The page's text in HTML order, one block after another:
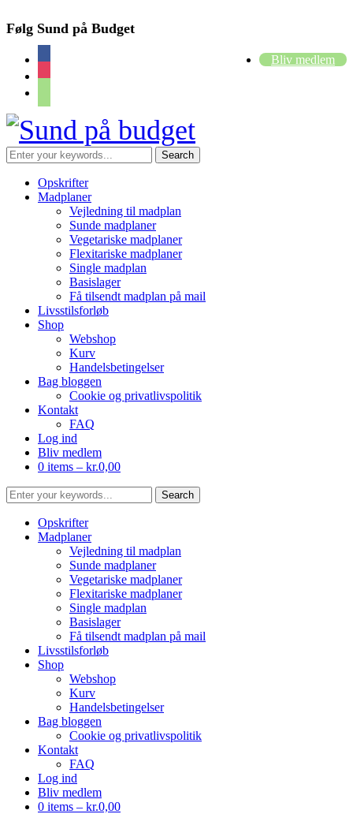
Følg Sund på Budget
Bliv medlem
Opskrifter
Madplaner
Vejledning til madplan
Sunde madplaner
Vegetariske madplaner
Flexitariske madplaner
Single madplan
Basislager
Få tilsendt madplan på mail
Livsstilsforløb
Shop
Webshop
Kurv
Handelsbetingelser
Bag bloggen
Cookie og privatlivspolitik
Kontakt
FAQ
Log ind
Bliv medlem
0 items – kr.0,00
Opskrifter
Madplaner
Vejledning til madplan
Sunde madplaner
Vegetariske madplaner
Flexitariske madplaner
Single madplan
Basislager
Få tilsendt madplan på mail
Livsstilsforløb
Shop
Webshop
Kurv
Handelsbetingelser
Bag bloggen
Cookie og privatlivspolitik
Kontakt
FAQ
Log ind
Bliv medlem
0 items – kr.0,00